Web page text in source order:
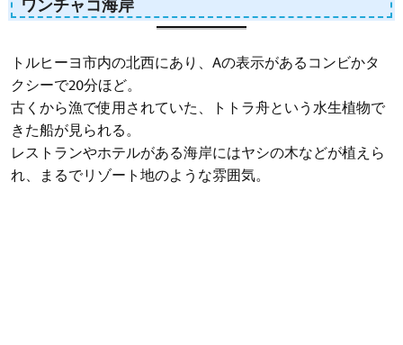
ワンチャコ海岸
トルヒーヨ市内の北西にあり、Aの表示があるコンビかタ
クシーで20分ほど。
古くから漁で使用されていた、トトラ舟という水生植物で
きた船が見られる。
レストランやホテルがある海岸にはヤシの木などが植えら
れ、まるでリゾート地のような雰囲気。